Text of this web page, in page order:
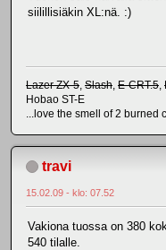
siilillisiäkin XL:nä. :)
Lazer ZX-5 Slash E-CRT.5
Hobao ST-E
...love the smell of 2 burned
travi
15.02.09 - klo: 07.52
Vakiona tuossa on 380
540 tilalle.